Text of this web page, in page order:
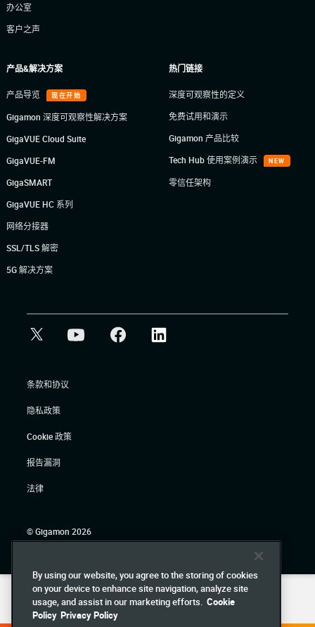
办公室
客户之声
产品&解决方案
产品导览 现在开始
Gigamon 深度可观察性解决方案
GigaVUE Cloud Suite
GigaVUE-FM
GigaSMART
GigaVUE HC 系列
网络分接器
SSL/TLS 解密
5G 解决方案
热门链接
深度可观察性的定义
免费试用和演示
Gigamon 产品比较
Tech Hub 使用案例演示
NEW
零信任架构
条款和协议
隐私政策
Cookie 政策
报告漏洞
法律
© Gigamon 2026
By using our website, you agree to the storing of cookies
on your device to enhance site navigation, analyze site
usage, and assist in our marketing efforts. Cookie
Policy Privacy Policy